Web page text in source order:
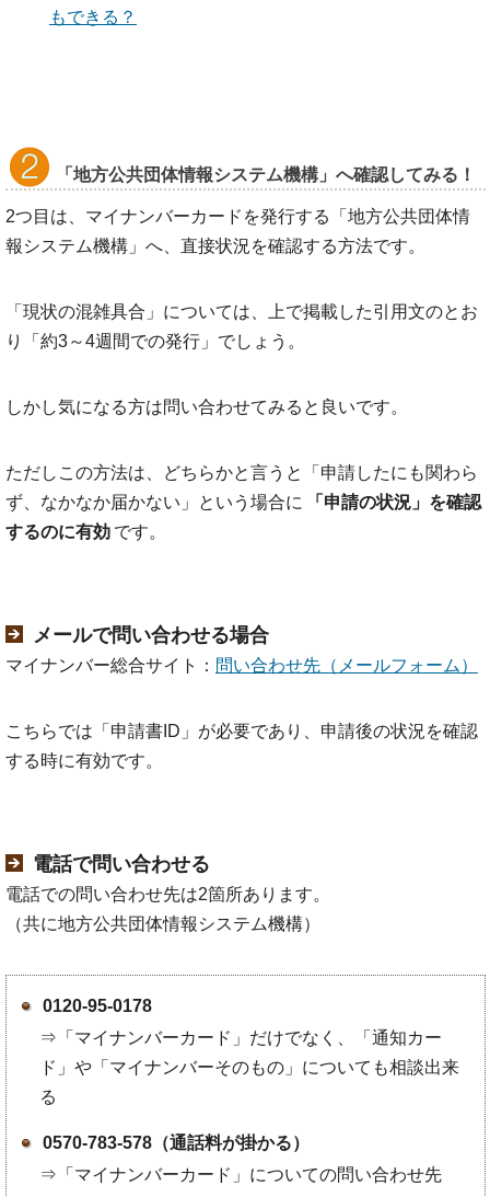
もできる？
「地方公共団体情報システム機構」へ確認してみる！
2つ目は、マイナンバーカードを発行する「地方公共団体情
報システム機構」へ、直接状況を確認する方法です。
「現状の混雑具合」については、上で掲載した引用文のとお
り「約3～4週間での発行」でしょう。
しかし気になる方は問い合わせてみると良いです。
ただしこの方法は、どちらかと言うと「申請したにも関わら
ず、なかなか届かない」という場合に
「申請の状況」を確認
するのに有効 です。
メールで問い合わせる場合
マイナンバー総合サイト： 問い合わせ先（メールフォーム）
こちらでは「申請書ID」が必要であり、申請後の状況を確認
する時に有効です。
電話で問い合わせる
電話での問い合わせ先は2箇所あります。
（共に地方公共団体情報システム機構）
0120-95-0178
⇒「マイナンバーカード」だけでなく、「通知カー
ド」や「マイナンバーそのもの」についても相談出来
る
0570-783-578（通話料が掛かる）
⇒「マイナンバーカード」についての問い合わせ先